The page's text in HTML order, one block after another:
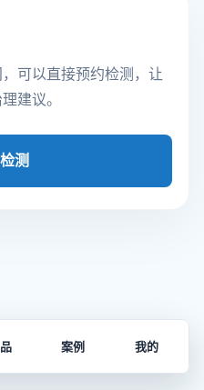
可以直接预约检测，让
建议。
测
案例 我的